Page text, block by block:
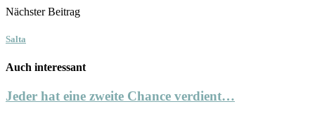
Nächster Beitrag
Salta
Auch interessant
Jeder hat eine zweite Chance verdient…